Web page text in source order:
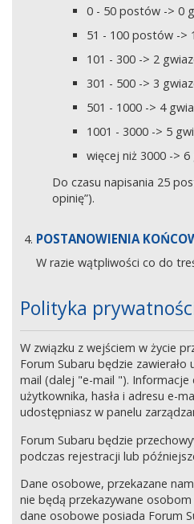
0 - 50 postów -> 0
51 - 100 postów ->
101 - 300 -> 2
301 - 500 -> 3
501 - 1000 -> 4
1001 - 3000 -> 5
więcej niż 3000 ->
Do czasu napisania 25
opinię”).
POSTANOWIENIA
W razie wątpliwości co do
Polityka
W związku z wejściem w życie
Forum Subaru będzie
mail (dalej "e-mail ").
użytkownika, hasła i adresu e-
udostępniasz w panelu
Forum Subaru będzie
podczas rejestracji lub
Dane osobowe, przekazane
nie będą przekazywane
dane osobowe posiada Forum